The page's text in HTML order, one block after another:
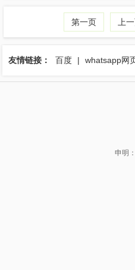
第一页 上
友情链接： 百度 | whatsapp网
申明